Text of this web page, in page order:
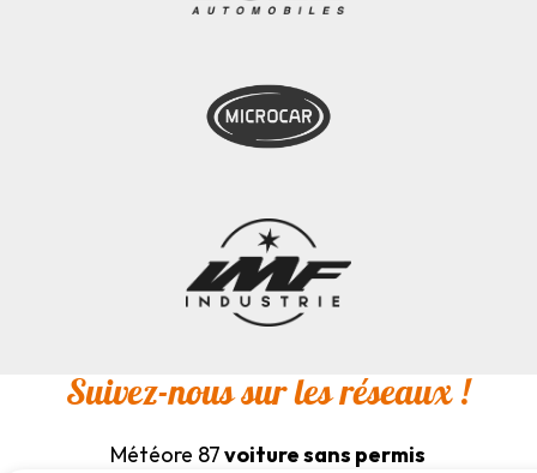
Suivez-nous sur les réseaux !
Météore 87voiture sans permis